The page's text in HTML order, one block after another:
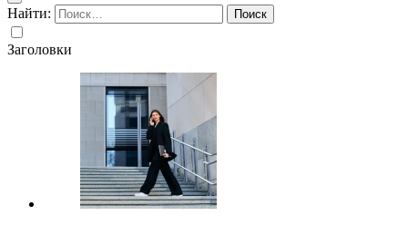
Найти:
Заголовки